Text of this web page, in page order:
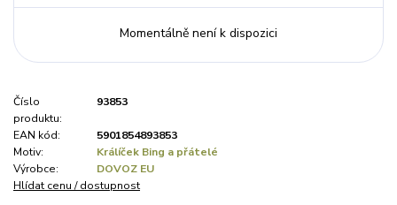
Momentálně není k dispozici
Číslo
produktu:
93853
EAN kód:
5901854893853
Motiv:
Králíček Bing a přátelé
Výrobce:
DOVOZ EU
Hlídat cenu / dostupnost